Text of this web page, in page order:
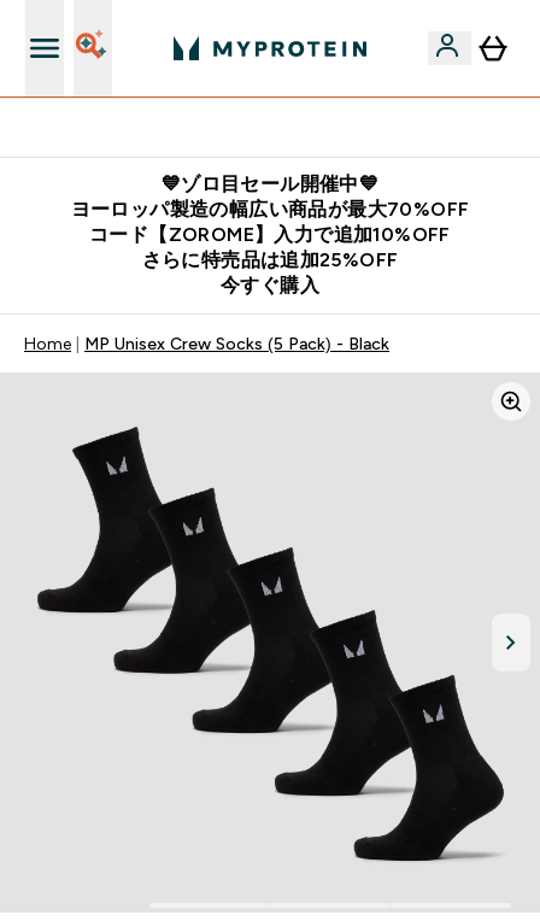
💙ゾロ目セール開催中💙
ヨーロッパ製造の幅広い商品が最大70%OFF
コード【ZOROME】入力で追加10%OFF
さらに特売品は追加25%OFF
今すぐ購入
Home MP Unisex Crew Socks (5 Pack) - Black